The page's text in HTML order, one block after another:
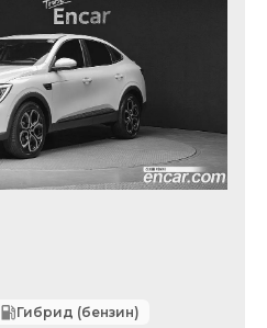
Гибрид (бензин)